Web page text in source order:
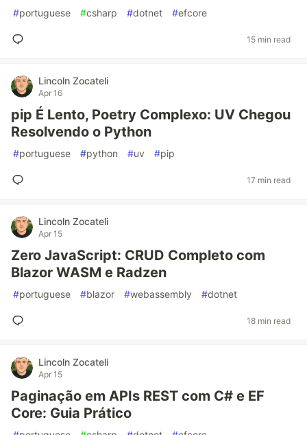
#portuguese #csharp #dotnet #efcore
15 min read
Lincoln Zocateli
Apr 16
pip É Lento, Poetry Complexo: UV Chegou
Resolvendo o Python
#portuguese #python #uv #pip
17 min read
Lincoln Zocateli
Apr 15
Zero JavaScript: CRUD Completo com
Blazor WASM e Radzen
#portuguese #blazor #webassembly #dotnet
18 min read
Lincoln Zocateli
Apr 15
Paginação em APIs REST com C# e EF
Core: Guia Prático